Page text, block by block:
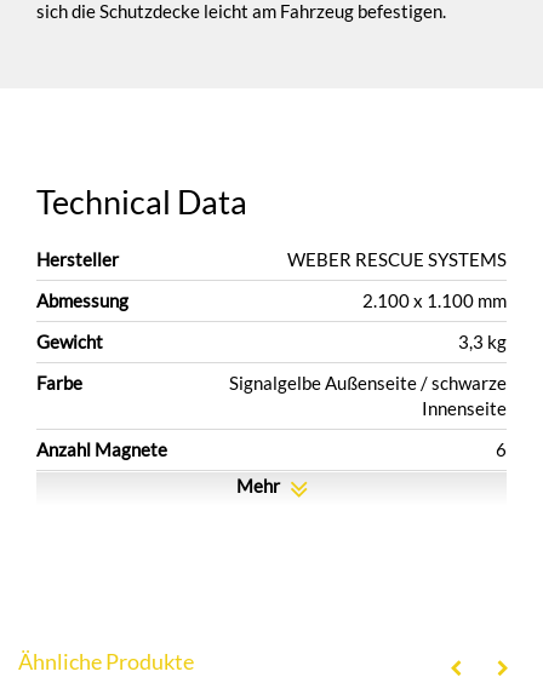
sich die Schutzdecke leicht am Fahrzeug befestigen.
Technical Data
Hersteller
WEBER RESCUE SYSTEMS
Abmessung
2.100 x 1.100 mm
Gewicht
3,3 kg
Farbe
Signalgelbe Außenseite / schwarze
Innenseite
Anzahl Magnete
6
Mehr
Ähnliche Produkte